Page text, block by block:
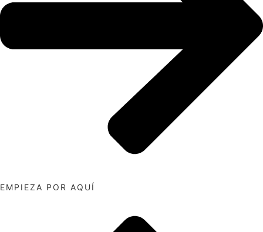
EMPIEZA POR AQUÍ